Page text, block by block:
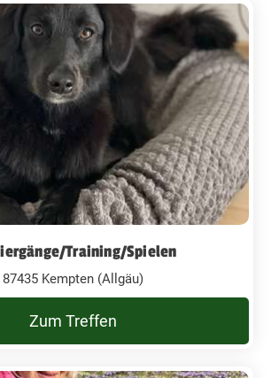
Training/Spielen
87435 Kempten (Allgäu)
Zum Treffen